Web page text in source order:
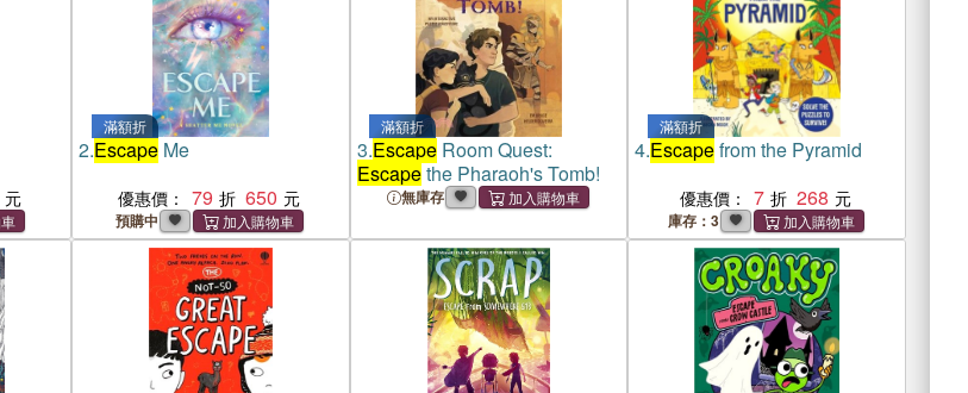
滿額折
2.EscapeMe
優惠價： 79 650
預購中
滿額折
3.EscapeRoom Quest:
Escapethe Pharaoh's Tomb!
無庫存
滿額折
4.Escapefrom the Pyramid
優惠價： 7 268
庫存：3